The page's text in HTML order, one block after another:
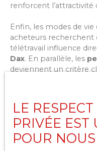
renforcent l’attractivité
Enfin, les modes de vie
acheteurs recherchent
télétravail influence
Dax. En parallèle, les
deviennent un critère
le DPE se vend plus
Pourquoi une
ne
LE
PRIVÉE EST
POUR NOUS